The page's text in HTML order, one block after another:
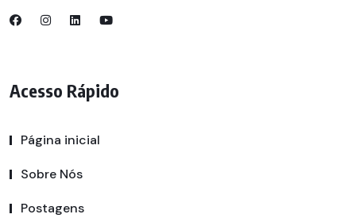
Acesso Rápido
Página inicial
Sobre Nós
Postagens